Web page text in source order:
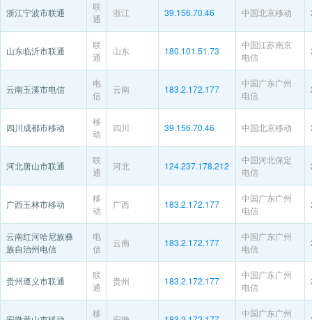
浙江宁波市联通
联
通
浙江 39.156.70.46 中国北京移动
山东临沂市联通
联
通
山东 180.101.51.73
中国江苏南京
电信
云南玉溪市电信
电
信
云南 183.2.172.177
中国广东广州
电信
四川成都市移动
移
动
四川 39.156.70.46 中国北京移动
河北唐山市联通
联
通
河北 124.237.178.212
中国河北保定
电信
广西玉林市移动
移
动
广西 183.2.172.177
中国广东广州
电信
云南红河哈尼族彝
族自治州电信
电
信
云南 183.2.172.177
中国广东广州
电信
贵州遵义市联通
联
通
贵州 183.2.172.177
中国广东广州
电信
移
中国广东广州